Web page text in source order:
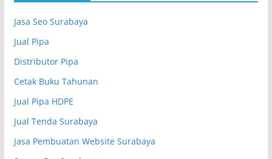
Jasa Seo Surabaya
Jual Pipa
Distributor Pipa
Cetak Buku Tahunan
Jual Pipa HDPE
Jual Tenda Surabaya
Jasa Pembuatan Website Surabaya